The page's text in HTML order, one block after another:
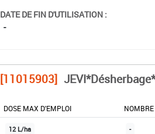
DATE DE FIN D'UTILISATION :
-
[11015903]
DOSE MAX D'EMPLOI
12 L/ha -